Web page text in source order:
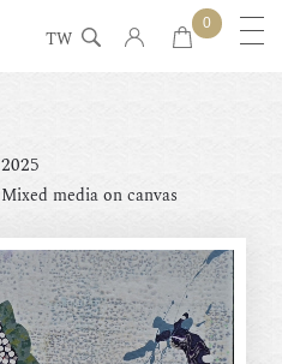
TW
0
2025
Mixed media on canvas